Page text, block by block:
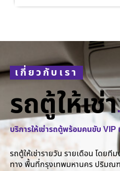
เกี่ยวกับเรา
รถตู้ให้เช่า
บริการให้เช่ารถตู้พร้อมคนขับ
รถตู้ให้เช่ารายวัน รายเดือน โดยที
ทาง พื้นที่กรุงเทพมหานคร ปริมณ